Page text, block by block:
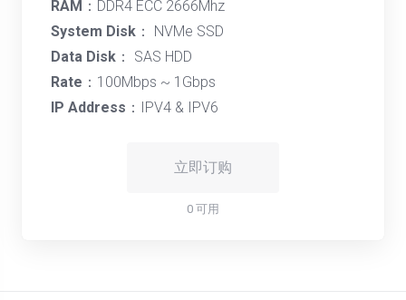
RAM ：DDR4 ECC 2666Mhz
System Disk ： NVMe SSD
Data Disk ： SAS HDD
Rate ：100Mbps ~ 1Gbps
IP Address ：IPV4 & IPV6
立即订购
0 可用